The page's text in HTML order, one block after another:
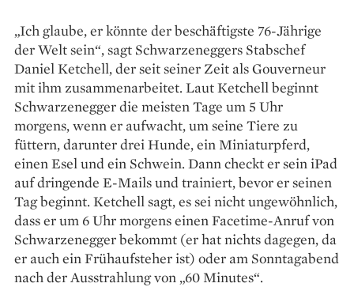
„Ich glaube, er könnte der beschäftigste 76-Jährige
der Welt sein“, sagt Schwarzeneggers Stabschef
Daniel Ketchell, der seit seiner Zeit als Gouverneur
mit ihm zusammenarbeitet. Laut Ketchell beginnt
Schwarzenegger die meisten Tage um 5 Uhr
morgens, wenn er aufwacht, um seine Tiere zu
füttern, darunter drei Hunde, ein Miniaturpferd,
einen Esel und ein Schwein. Dann checkt er sein iPad
auf dringende E-Mails und trainiert, bevor er seinen
Tag beginnt. Ketchell sagt, es sei nicht ungewöhnlich,
dass er um 6 Uhr morgens einen Facetime-Anruf von
Schwarzenegger bekommt (er hat nichts dagegen, da
er auch ein Frühaufsteher ist) oder am Sonntagabend
nach der Ausstrahlung von „60 Minutes“.